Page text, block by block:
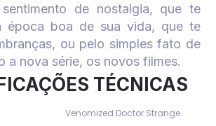
de nostalgia, que te
época boa de sua vida, que te
ou pelo simples fato de
a nova série, os novos filmes.
TÉCNICAS
Venomized Doctor Strange